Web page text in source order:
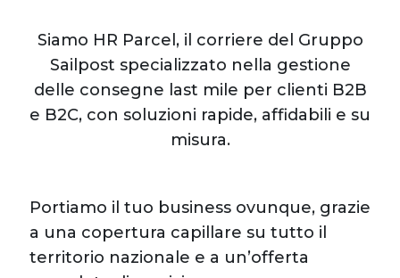
Siamo HR Parcel, il corriere del Gruppo
Sailpost specializzato nella gestione
delle consegne last mile per clienti B2B
e B2C, con soluzioni rapide, affidabili e su
misura.
Portiamo il tuo business ovunque, grazie
a una copertura capillare su tutto il
territorio nazionale e a un’offerta